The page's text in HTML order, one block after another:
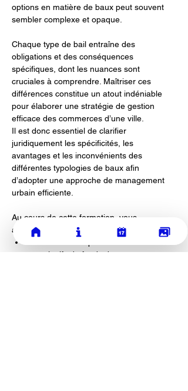
options en matière de baux peut souvent
sembler complexe et opaque.
Chaque type de bail entraîne des
obligations et des conséquences
spécifiques, dont les nuances sont
cruciales à comprendre. Maîtriser ces
différences constitue un atout indéniable
pour élaborer une stratégie de gestion
efficace des commerces d’une ville.
Il est donc essentiel de clarifier
juridiquement les spécificités, les
avantages et les inconvénients des
différentes typologies de baux afin
d’adopter une approche de management
urbain efficiente.
Au cours de cette formation, vous
apprendrez à :
constitutifs du fonds de commerce,